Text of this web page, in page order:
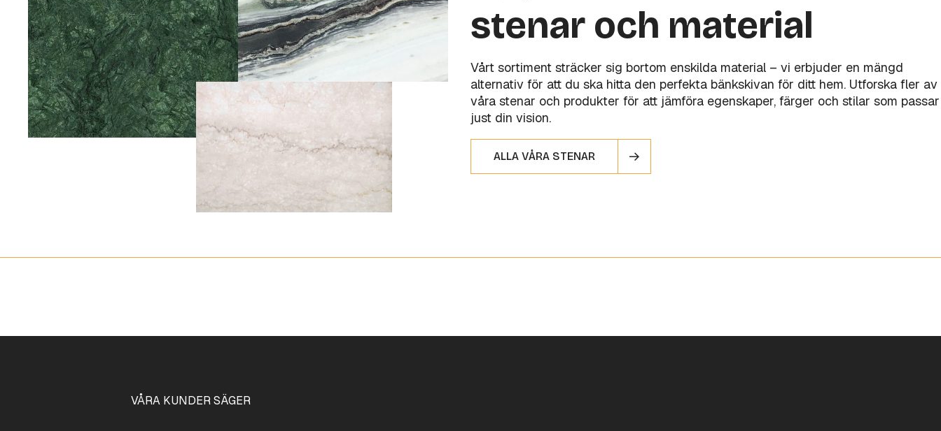
stenar och material
Vårt sortiment sträcker sig bortom enskilda material – vi erbjuder en mängd
alternativ för att du ska hitta den perfekta bänkskivan för ditt hem. Utforska fler av
våra stenar och produkter för att jämföra egenskaper, färger och stilar som passar
just din vision.
ALLA VÅRA STENAR
VÅRA KUNDER SÄGER